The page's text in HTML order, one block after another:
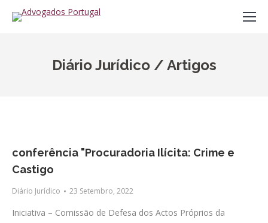
Diário Jurídico / Artigos
conferência "Procuradoria Ilícita: Crime e
Castigo
Diário Jurídico 23 Setembro, 2022
Iniciativa – Comissão de Defesa dos Actos Próprios da